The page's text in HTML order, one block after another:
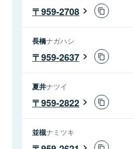
959-2708
長橋ナガハシ
959-2637
夏井ナツイ
959-2822
並槻ナミツキ